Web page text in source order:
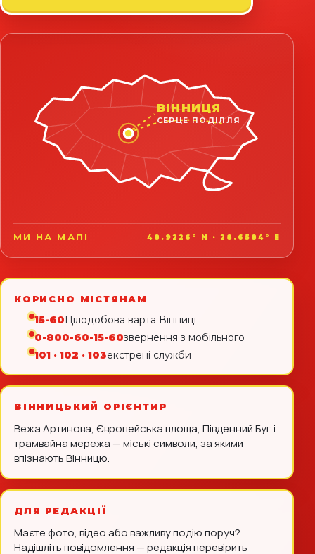
ВІННИЦЯ
СЕРЦЕ ПОДІЛЛЯ
МИ НА МАПІ 48.9226° N · 28.6584° E
КОРИСНО МІСТЯНАМ
15-60Цілодобова варта Вінниці
0-800-60-15-60звернення з мобільного
101 · 102 · 103екстрені служби
ВІННИЦЬКИЙ ОРІЄНТИР
Вежа Артинова, Європейська площа, Південний Буг і
трамвайна мережа — міські символи, за якими
впізнають Вінницю.
ДЛЯ РЕДАКЦІЇ
Маєте фото, відео або важливу подію поруч?
Надішліть повідомлення — редакція перевірить